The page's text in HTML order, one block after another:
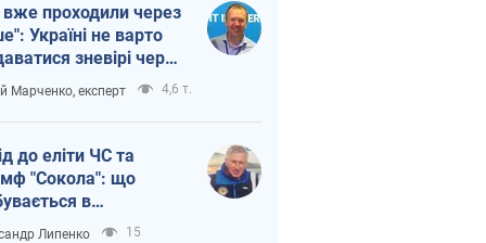
проходили через
Україні не варто
зневірі через
терор
Марченко, експерт 4,6 т.
до еліти ЧС та
"Сокола": що
в
хокеї
Липенко 15